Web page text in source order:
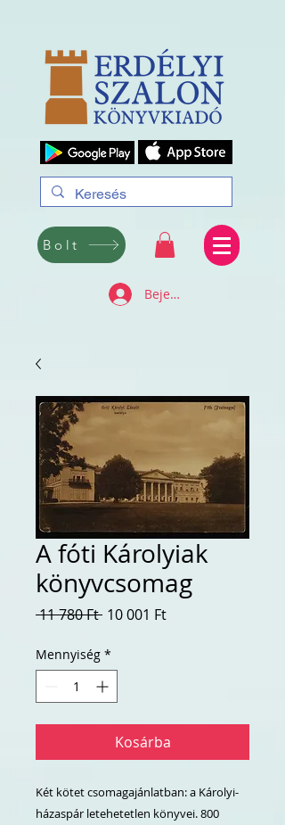
Bolt
Bejelentkezés
A fóti Károlyiak
könyvcsomag
11 780 Ft Szokásos
10 001 FtAkciós
Mennyiség *
Kosárba
Két kötet csomagajánlatban: a Károlyi-
házaspár letehetetlen könyvei. 800